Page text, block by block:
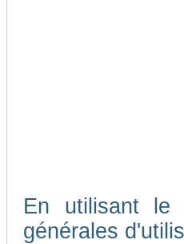
En utilisant le
générales